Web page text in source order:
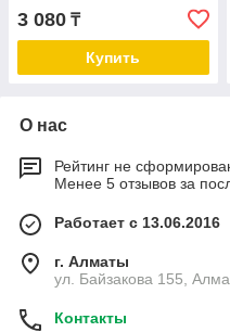
3 080 ₸
Купить
О нас
Рейтинг не
Менее 5 отзывов за
Работает с 13.06.2016
г. Алматы
ул. Байзакова 155,
Контакты